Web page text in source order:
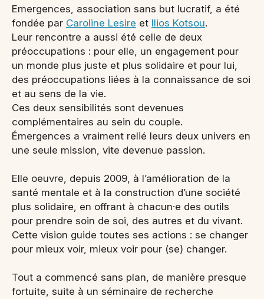
Emergences, association sans but lucratif, a été
fondée par Caroline Lesire et Ilios Kotsou.
Leur rencontre a aussi été celle de deux
préoccupations : pour elle, un engagement pour
un monde plus juste et plus solidaire et pour lui,
des préoccupations liées à la connaissance de soi
et au sens de la vie.
Ces deux sensibilités sont devenues
complémentaires au sein du couple.
Émergences a vraiment relié leurs deux univers en
une seule mission, vite devenue passion.
Elle oeuvre, depuis 2009, à l’amélioration de la
santé mentale et à la construction d’une société
plus solidaire, en offrant à chacun·e des outils
pour prendre soin de soi, des autres et du vivant.
Cette vision guide toutes ses actions : se changer
pour mieux voir, mieux voir pour (se) changer.
Tout a commencé sans plan, de manière presque
fortuite, suite à un séminaire de recherche